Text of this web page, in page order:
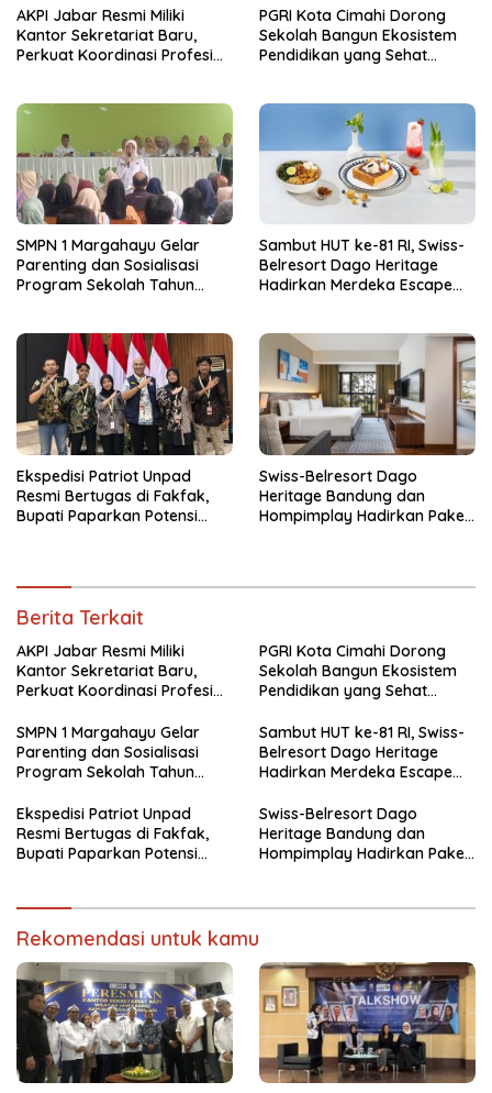
AKPI Jabar Resmi Miliki
Kantor Sekretariat Baru,
Perkuat Koordinasi Profesi
PGRI Kota Cimahi Dorong
Sekolah Bangun Ekosistem
Pendidikan yang Sehat
SMPN 1 Margahayu Gelar
Parenting dan Sosialisasi
Program Sekolah Tahun
Sambut HUT ke-81 RI, Swiss-
Belresort Dago Heritage
Hadirkan Merdeka Escape
Ekspedisi Patriot Unpad
Resmi Bertugas di Fakfak,
Bupati Paparkan Potensi
Swiss-Belresort Dago
Heritage Bandung dan
Hompimplay Hadirkan Paket
Berita Terkait
AKPI Jabar Resmi Miliki
Kantor Sekretariat Baru,
Perkuat Koordinasi Profesi
PGRI Kota Cimahi Dorong
Sekolah Bangun Ekosistem
Pendidikan yang Sehat
SMPN 1 Margahayu Gelar
Parenting dan Sosialisasi
Program Sekolah Tahun
Sambut HUT ke-81 RI, Swiss-
Belresort Dago Heritage
Hadirkan Merdeka Escape
Ekspedisi Patriot Unpad
Resmi Bertugas di Fakfak,
Bupati Paparkan Potensi
Swiss-Belresort Dago
Heritage Bandung dan
Hompimplay Hadirkan Paket
Rekomendasi untuk kamu